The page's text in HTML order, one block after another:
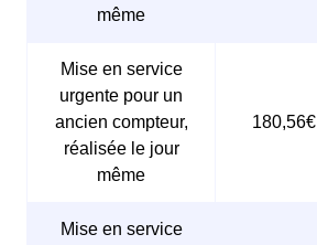
même
Mise en service
urgente pour un
ancien compteur,
réalisée le jour
même
180,56€
Mise en service